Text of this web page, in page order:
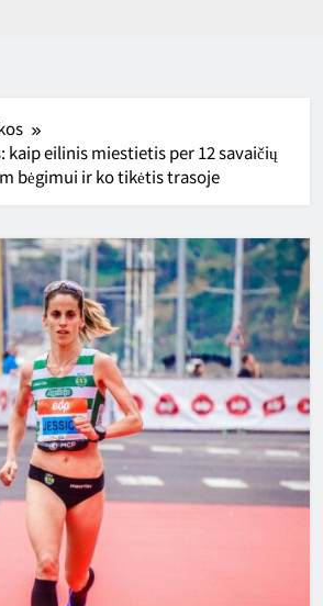
kaip eilinis miestietis per 12 savaičių
bėgimui ir ko tikėtis trasoje